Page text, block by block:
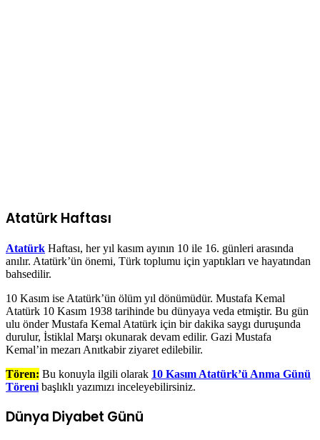
Atatürk Haftası
Atatürk Haftası, her yıl kasım ayının 10 ile 16. günleri arasında
anılır. Atatürk’ün önemi, Türk toplumu için yaptıkları ve hayatından
bahsedilir.
10 Kasım ise Atatürk’ün ölüm yıl dönümüdür. Mustafa Kemal
Atatürk 10 Kasım 1938 tarihinde bu dünyaya veda etmiştir. Bu gün
ulu önder Mustafa Kemal Atatürk için bir dakika saygı duruşunda
durulur, İstiklal Marşı okunarak devam edilir. Gazi Mustafa
Kemal’in mezarı Anıtkabir ziyaret edilebilir.
Tören: Bu konuyla ilgili olarak 10 Kasım Atatürk’ü Anma Günü
Töreni başlıklı yazımızı inceleyebilirsiniz.
Dünya Diyabet Günü